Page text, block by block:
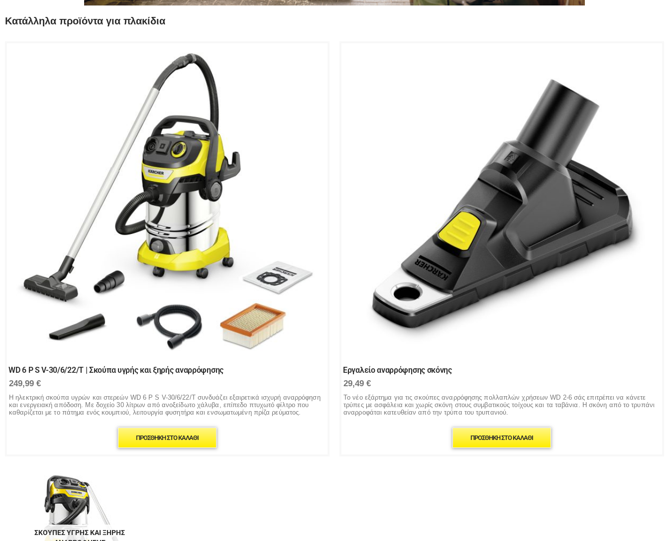
Κατάλληλα προϊόντα για πλακίδια
WD 6 P S V-30/6/22/T | Σκούπα υγρής και ξηρής αναρρόφησης
249,99 €
Η ηλεκτρική σκούπα υγρών και στερεών WD 6 P S V-30/6/22/T συνδυάζει εξαιρετικά ισχυρή αναρρόφηση
και ενεργειακή απόδοση. Με δοχείο 30 λίτρων από ανοξείδωτο χάλυβα, επίπεδο πτυχωτό φίλτρο που
καθαρίζεται με το πάτημα ενός κουμπιού, λειτουργία φυσητήρα και ενσωματωμένη πρίζα ρεύματος.
ΠΡΟΣΘΉΚΗ ΣΤΟ ΚΑΛΆΘΙ
ΣΚΟΎΠΕΣ ΥΓΡΉΣ ΚΑΙ ΞΗΡΉΣ
Εργαλείο αναρρόφησης σκόνης
29,49 €
Το νέο εξάρτημα για τις σκούπες αναρρόφησης πολλαπλών χρήσεων WD 2-6 σάς επιτρέπει να κάνετε
τρύπες με ασφάλεια και χωρίς σκόνη στους συμβατικούς τοίχους και τα ταβάνια. Η σκόνη από το τρυπάνι
αναρροφάται κατευθείαν από την τρύπα του τρυπανιού.
ΠΡΟΣΘΉΚΗ ΣΤΟ ΚΑΛΆΘΙ